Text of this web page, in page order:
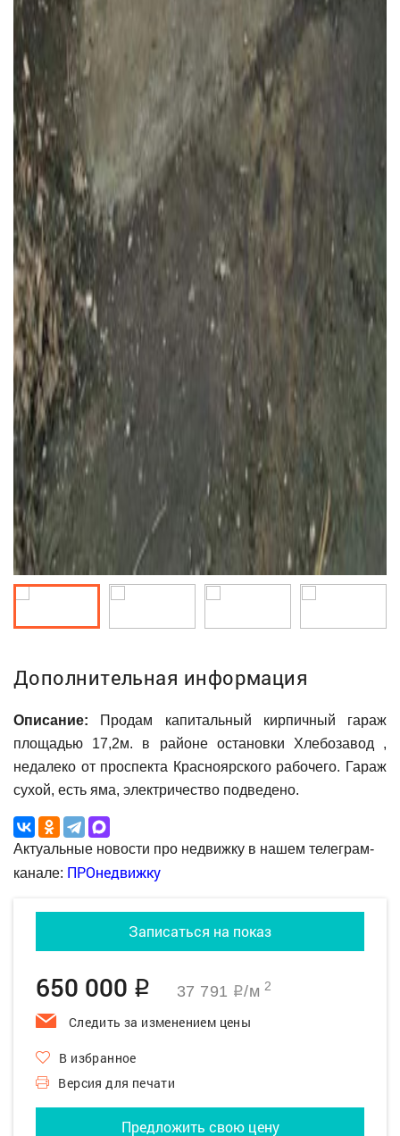
Дополнительная информация
Описание: Продам капитальный кирпичный гараж
площадью 17,2м. в районе остановки Хлебозавод ,
недалеко от проспекта Красноярского рабочего. Гараж
сухой, есть яма, электричество подведено.
Актуальные новости про недвижку в нашем телеграм-
канале: ПРОнедвижку
Записаться на показ
650 000 q 37 791 q/м2
Следить за изменением цены
В избранное
Версия для печати
Предложить свою цену